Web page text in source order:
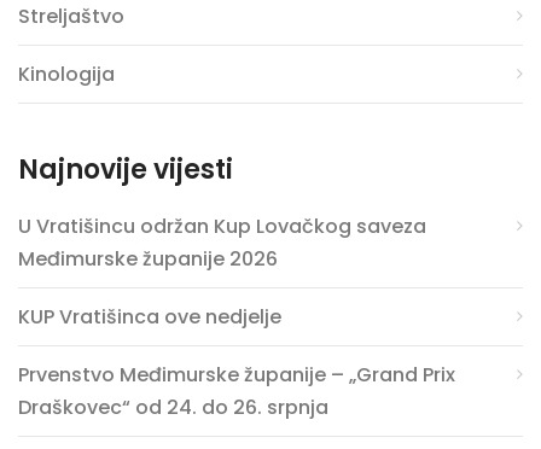
Streljaštvo
Kinologija
Najnovije vijesti
U Vratišincu održan Kup Lovačkog saveza
Međimurske županije 2026
KUP Vratišinca ove nedjelje
Prvenstvo Međimurske županije – „Grand Prix
Draškovec“ od 24. do 26. srpnja